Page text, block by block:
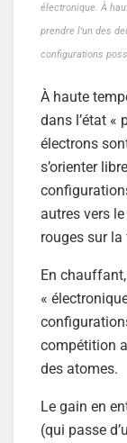
électronique. À
prendre l’un des
configurations
À haute
dans l’état «
électrons
s’orienter
autres vers
rouges sur
En
«
compétition
des atomes.
Le gain en
(qui passe